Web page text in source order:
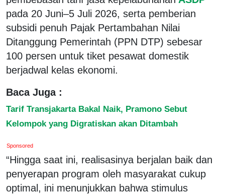
pada 20 Juni–5 Juli 2026, serta pemberian
subsidi penuh Pajak Pertambahan Nilai
Ditanggung Pemerintah (PPN DTP) sebesar
100 persen untuk tiket pesawat domestik
berjadwal kelas ekonomi.
Baca Juga :
Tarif Transjakarta Bakal Naik, Pramono Sebut
Kelompok yang Digratiskan akan Ditambah
Sponsored
“Hingga saat ini, realisasinya berjalan baik dan
penyerapan program oleh masyarakat cukup
optimal, ini menunjukkan bahwa stimulus